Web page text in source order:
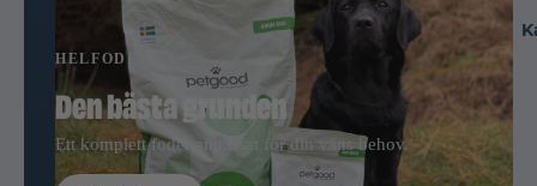
HELFODER
Den bästa grunden
Ett komplett foder anpassat för din väns behov.